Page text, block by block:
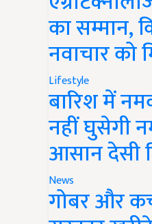
का सम्मान,
नवाचार को
Lifestyle
बारिश में
नहीं घुसेगी
आसान देसी
News
गोबर और